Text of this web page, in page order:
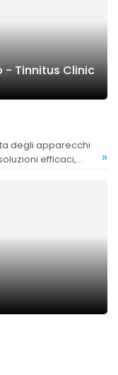
- Tinnitus Clinic
efficaci,
»